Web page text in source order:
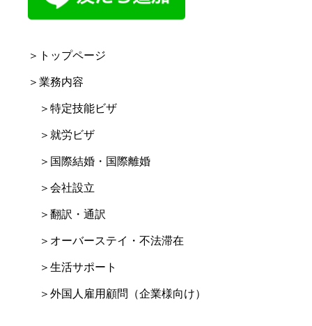
＞トップページ
＞業務内容
＞特定技能ビザ
＞就労ビザ
＞国際結婚・国際離婚
＞会社設立
＞翻訳・通訳
＞オーバーステイ・不法滞在
＞生活サポート
＞外国人雇用顧問（企業様向け）